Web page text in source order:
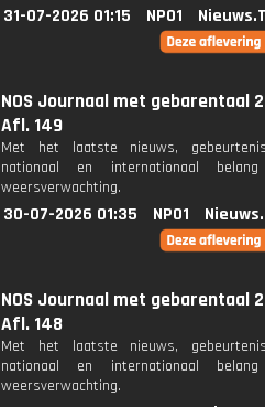
31-07-2026 01:15 NPO1
NOS Journaal met gebarentaal
Afl. 149
Met het laatste nieuws,
nationaal en internationaal
weersverwachting.
30-07-2026 01:35 NPO1
NOS Journaal met gebarentaal
Afl. 148
Met het laatste nieuws,
nationaal en internationaal
weersverwachting.